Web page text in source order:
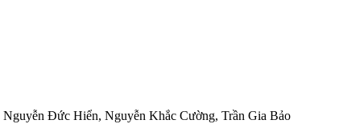
Nguyễn Đức Hiển, Nguyễn Khắc Cường, Trần Gia Bảo